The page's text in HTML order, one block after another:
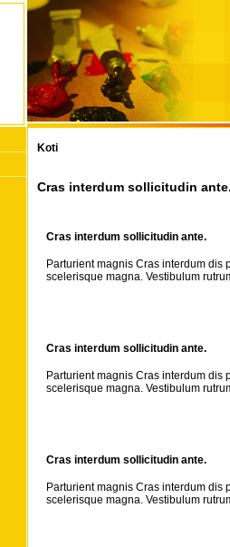
Koti
Cras interdum sollicitudin
Cras interdum sollicitudin ante.
Parturient magnis Cras interdum
scelerisque magna. Vestibulum
Cras interdum sollicitudin ante.
Parturient magnis Cras interdum
scelerisque magna. Vestibulum
Cras interdum sollicitudin ante.
Parturient magnis Cras interdum
scelerisque magna. Vestibulum